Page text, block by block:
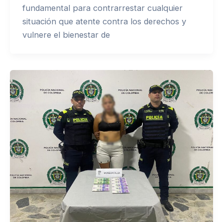
fundamental para contrarrestar cualquier
situación que atente contra los derechos y
vulnere el bienestar de